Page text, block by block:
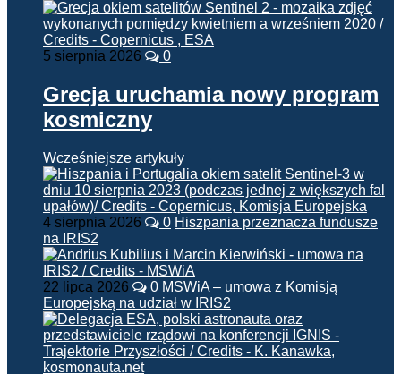
5 sierpnia 2026 0
Grecja uruchamia nowy program
kosmiczny
Wcześniejsze artykuły
4 sierpnia 2026 0 Hiszpania przeznacza fundusze
na IRIS2
22 lipca 2026 0 MSWiA – umowa z Komisją
Europejską na udział w IRIS2